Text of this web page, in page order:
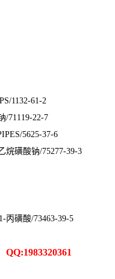
1132-61-2
/71119-22-7
5625-37-6
烷磺酸钠/75277-39-3
丙磺酸/73463-39-5